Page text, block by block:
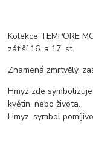
Kolekce TEMPORE
zátiší 16. a 17. st.
Znamená zmrtvělý,
Hmyz zde
květin, nebo života.
Hmyz, symbol